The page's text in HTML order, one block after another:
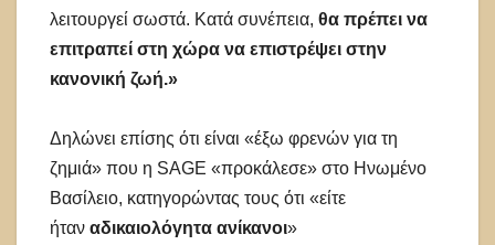
λειτουργεί σωστά. Κατά συνέπεια, θα πρέπει να
επιτραπεί στη χώρα να επιστρέψει στην
κανονική ζωή.»
Δηλώνει επίσης ότι είναι «έξω φρενών για τη
ζημιά» που η SAGE «προκάλεσε» στο Ηνωμένο
Βασίλειο, κατηγορώντας τους ότι «είτε
ήταν αδικαιολόγητα ανίκανοι»